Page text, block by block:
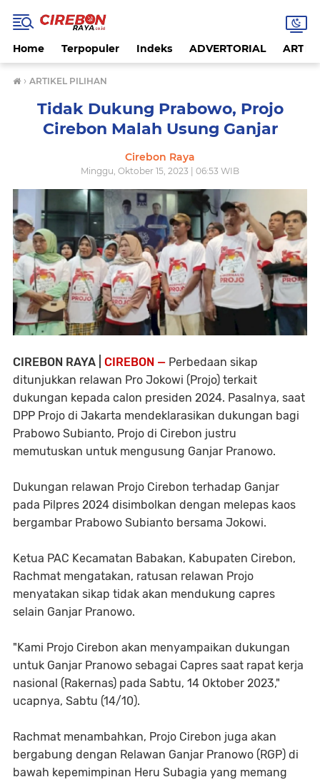
Home Terpopuler Indeks ADVERTORIAL
› ARTIKEL PILIHAN
Tidak Dukung Prabowo, Projo
Cirebon Malah Usung Ganjar
Cirebon Raya
Minggu, Oktober 15, 2023 | 06:53 WIB
CIREBON RAYA | CIREBON — Perbedaan sikap
ditunjukkan relawan Pro Jokowi (Projo) terkait
dukungan kepada calon presiden 2024. Pasalnya, saat
DPP Projo di Jakarta mendeklarasikan dukungan bagi
Prabowo Subianto, Projo di Cirebon justru
memutuskan untuk mengusung Ganjar Pranowo.
Dukungan relawan Projo Cirebon terhadap Ganjar
pada Pilpres 2024 disimbolkan dengan melepas kaos
bergambar Prabowo Subianto bersama Jokowi.
Ketua PAC Kecamatan Babakan, Kabupaten Cirebon,
Rachmat mengatakan, ratusan relawan Projo
menyatakan sikap tidak akan mendukung capres
selain Ganjar Pranowo.
"Kami Projo Cirebon akan menyampaikan dukungan
untuk Ganjar Pranowo sebagai Capres saat rapat kerja
nasional (Rakernas) pada Sabtu, 14 Oktober 2023,"
ucapnya, Sabtu (14/10).
Rachmat menambahkan, Projo Cirebon juga akan
bergabung dengan Relawan Ganjar Pranowo (RGP) di
bawah kepemimpinan Heru Subagia yang memang